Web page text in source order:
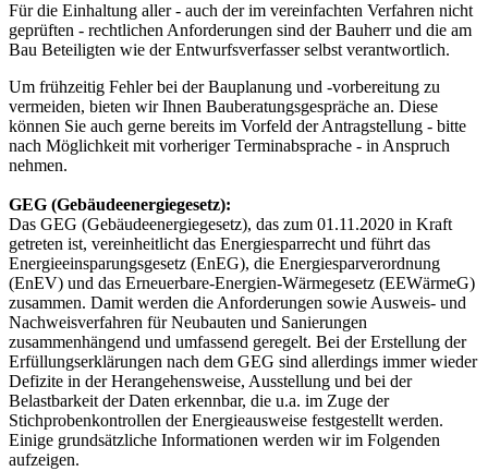
Für die Einhaltung aller - auch der im vereinfachten Verfahren nicht
geprüften - rechtlichen Anforderungen sind der Bauherr und die am
Bau Beteiligten wie der Entwurfsverfasser selbst verantwortlich.
Um frühzeitig Fehler bei der Bauplanung und -vorbereitung zu
vermeiden, bieten wir Ihnen Bauberatungsgespräche an. Diese
können Sie auch gerne bereits im Vorfeld der Antragstellung - bitte
nach Möglichkeit mit vorheriger Terminabsprache - in Anspruch
nehmen.
GEG (Gebäudeenergiegesetz):
Das GEG (Gebäudeenergiegesetz), das zum 01.11.2020 in Kraft
getreten ist, vereinheitlicht das Energiesparrecht und führt das
Energieeinsparungsgesetz (EnEG), die Energiesparverordnung
(EnEV) und das Erneuerbare-Energien-Wärmegesetz (EEWärmeG)
zusammen. Damit werden die Anforderungen sowie Ausweis- und
Nachweisverfahren für Neubauten und Sanierungen
zusammenhängend und umfassend geregelt. Bei der Erstellung der
Erfüllungserklärungen nach dem GEG sind allerdings immer wieder
Defizite in der Herangehensweise, Ausstellung und bei der
Belastbarkeit der Daten erkennbar, die u.a. im Zuge der
Stichprobenkontrollen der Energieausweise festgestellt werden.
Einige grundsätzliche Informationen werden wir im Folgenden
aufzeigen.